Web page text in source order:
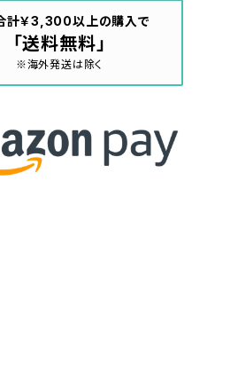
計￥3,300以上の購入で
「送料無料」
※海外発送は除く